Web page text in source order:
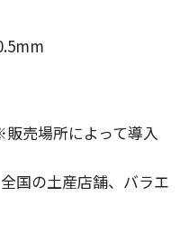
売場所によって導入
国の土産店舗、バラエ